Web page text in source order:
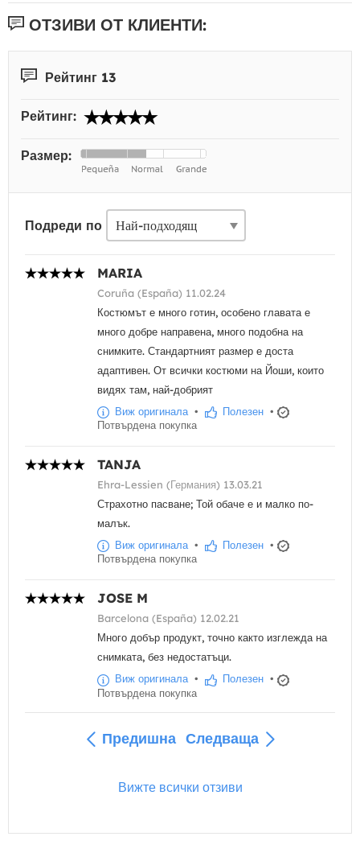
ОТЗИВИ ОТ КЛИЕНТИ:
Рейтинг 13
Рейтинг:
Размер:
Подреди по
MARIA
Coruña (España) 11.02.24
Костюмът е много готин, особено главата е
много добре направена, много подобна на
снимките. Стандартният размер е доста
адаптивен. От всички костюми на Йоши, които
видях там, най-добрият
Виж оригинала• Полезен •
Потвърдена покупка
TANJA
Ehra-Lessien (Германия) 13.03.21
Страхотно пасване; Той обаче е и малко по-
малък.
Виж оригинала• Полезен •
Потвърдена покупка
JOSE M
Barcelona (España) 12.02.21
Много добър продукт, точно както изглежда на
снимката, без недостатъци.
Виж оригинала• Полезен •
Потвърдена покупка
Предишна Следваща
Вижте всички отзиви